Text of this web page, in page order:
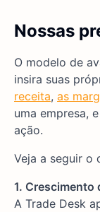
Nossas
O modelo de
insira suas
receita, as
uma empresa,
ação.
Veja a seguir o
1. Crescimento
A Trade Desk